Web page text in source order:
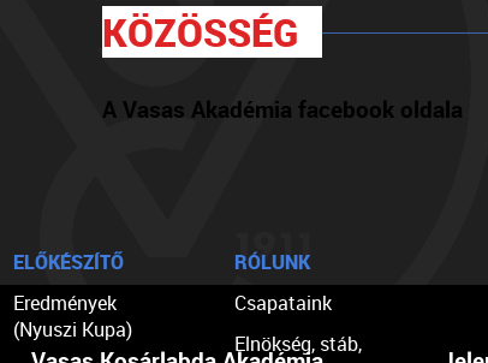
KÖZÖSSÉG
A Vasas Akadémia facebook oldala
ELŐKÉSZÍTŐ
Eredmények
(Nyuszi Kupa)
RÓLUNK
Csapataink
Elnökség, stáb,